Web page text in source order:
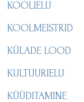
KOOLIELU
KOOLMEISTRID
KÜLADE LOOD
KULTUURIELU
KÜÜDITAMINE